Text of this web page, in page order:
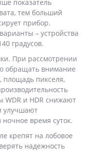
показатель
тем больший
прибор.
– устройства
градусов.
При рассмотрении
обращать внимание
пикселя,
WDR и HDR снижают
улучшают
время суток.
крепят на лобовое
надежность